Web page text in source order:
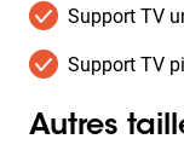
Support TV
Support TV
Autres